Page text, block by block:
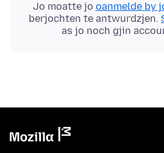
Jo moatte jo oanmelde by
berjochten te antwurdzjen.
as jo noch gjin